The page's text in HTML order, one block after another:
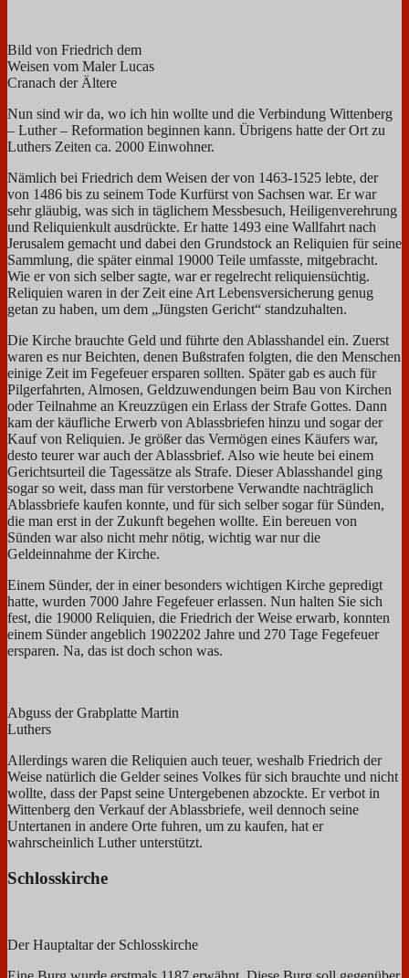
Bild von Friedrich dem
Weisen vom Maler Lucas
Cranach der Ältere
Nun sind wir da, wo ich hin wollte und die Verbindung Wittenberg
– Luther – Reformation beginnen kann. Übrigens hatte der Ort zu
Luthers Zeiten ca. 2000 Einwohner.
Nämlich bei Friedrich dem Weisen der von 1463-1525 lebte, der
von 1486 bis zu seinem Tode Kurfürst von Sachsen war. Er war
sehr gläubig, was sich in täglichem Messbesuch, Heiligenverehrung
und Reliquienkult ausdrückte. Er hatte 1493 eine Wallfahrt nach
Jerusalem gemacht und dabei den Grundstock an Reliquien für seine
Sammlung, die später einmal 19000 Teile umfasste, mitgebracht.
Wie er von sich selber sagte, war er regelrecht reliquiensüchtig.
Reliquien waren in der Zeit eine Art Lebensversicherung genug
getan zu haben, um dem „Jüngsten Gericht“ standzuhalten.
Die Kirche brauchte Geld und führte den Ablasshandel ein. Zuerst
waren es nur Beichten, denen Bußstrafen folgten, die den Menschen
einige Zeit im Fegefeuer ersparen sollten. Später gab es auch für
Pilgerfahrten, Almosen, Geldzuwendungen beim Bau von Kirchen
oder Teilnahme an Kreuzzügen ein Erlass der Strafe Gottes. Dann
kam der käufliche Erwerb von Ablassbriefen hinzu und sogar der
Kauf von Reliquien. Je größer das Vermögen eines Käufers war,
desto teurer war auch der Ablassbrief. Also wie heute bei einem
Gerichtsurteil die Tagessätze als Strafe. Dieser Ablasshandel ging
sogar so weit, dass man für verstorbene Verwandte nachträglich
Ablassbriefe kaufen konnte, und für sich selber sogar für Sünden,
die man erst in der Zukunft begehen wollte. Ein bereuen von
Sünden war also nicht mehr nötig, wichtig war nur die
Geldeinnahme der Kirche.
Einem Sünder, der in einer besonders wichtigen Kirche gepredigt
hatte, wurden 7000 Jahre Fegefeuer erlassen. Nun halten Sie sich
fest, die 19000 Reliquien, die Friedrich der Weise erwarb, konnten
einem Sünder angeblich 1902202 Jahre und 270 Tage Fegefeuer
ersparen. Na, das ist doch schon was.
Abguss der Grabplatte Martin
Luthers
Allerdings waren die Reliquien auch teuer, weshalb Friedrich der
Weise natürlich die Gelder seines Volkes für sich brauchte und nicht
wollte, dass der Papst seine Untergebenen abzockte. Er verbot in
Wittenberg den Verkauf der Ablassbriefe, weil dennoch seine
Untertanen in andere Orte fuhren, um zu kaufen, hat er
wahrscheinlich Luther unterstützt.
Schlosskirche
Der Hauptaltar der Schlosskirche